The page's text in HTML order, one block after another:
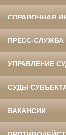
СПРАВОЧНАЯ
ПРЕСС-СЛУЖБА
УПРАВЛЕНИЕ
СУДЫ
ВАКАНСИИ